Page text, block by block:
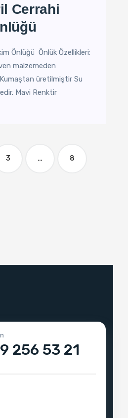
Cerrahi
Önlüğü Önlük Özellikleri:
malzemeden
üretilmiştir Su
Mavi Renktir
3 … 8
256 53 21